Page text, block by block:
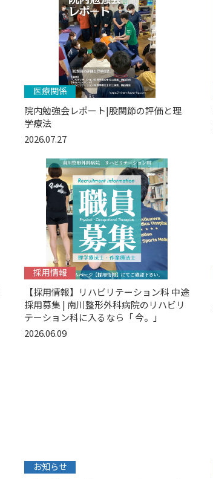
医療関係
院内勉強会レポート|股関節の評価と理
学療法
2026.07.27
採用情報
【採用情報】リハビリテーション科 中途
採用募集 | 南川整形外科病院のリハビリ
テーション科に入るなら「 今。」
2026.06.09
お知らせ